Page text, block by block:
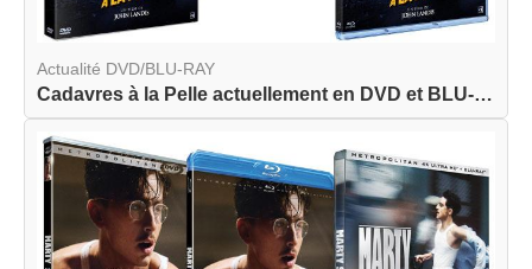
Actualité DVD/BLU-RAY
Cadavres à la Pelle actuellement en DVD et BLU-R...